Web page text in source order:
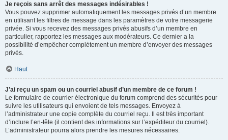
Je reçois sans arrêt des messages indésirables !
Vous pouvez supprimer automatiquement les messages privés d’un membre
en utilisant les filtres de message dans les paramètres de votre messagerie
privée. Si vous recevez des messages privés abusifs d’un membre en
particulier, rapportez les messages aux modérateurs. Ce dernier a la
possibilité d’empêcher complètement un membre d’envoyer des messages
privés.
Haut
J’ai reçu un spam ou un courriel abusif d’un membre de ce forum !
Le formulaire de courrier électronique du forum comprend des sécurités pour
suivre les utilisateurs qui envoient de tels messages. Envoyez à
l’administrateur une copie complète du courriel reçu. Il est très important
d’inclure l’en-tête (il contient des informations sur l’expéditeur du courriel).
L’administrateur pourra alors prendre les mesures nécessaires.